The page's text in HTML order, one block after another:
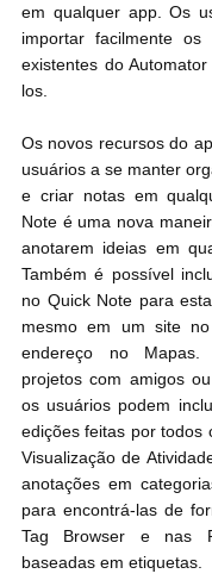
em qualquer app. Os
importar facilmente
existentes do
los.
Os novos recursos do
usuários a se manter
e criar notas em
Note é uma nova
anotarem ideias em
Também é possível
no Quick Note para
mesmo em um site
endereço no
projetos com amigos
os usuários podem
edições feitas por todos
Visualização de
anotações em
para encontrá-las de
Tag Browser e nas
baseadas em etiquetas.